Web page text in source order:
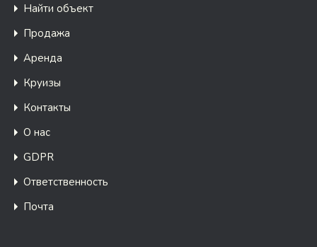
Найти объект
Продажа
Аренда
Круизы
Контакты
О нас
GDPR
Ответственность
Почта